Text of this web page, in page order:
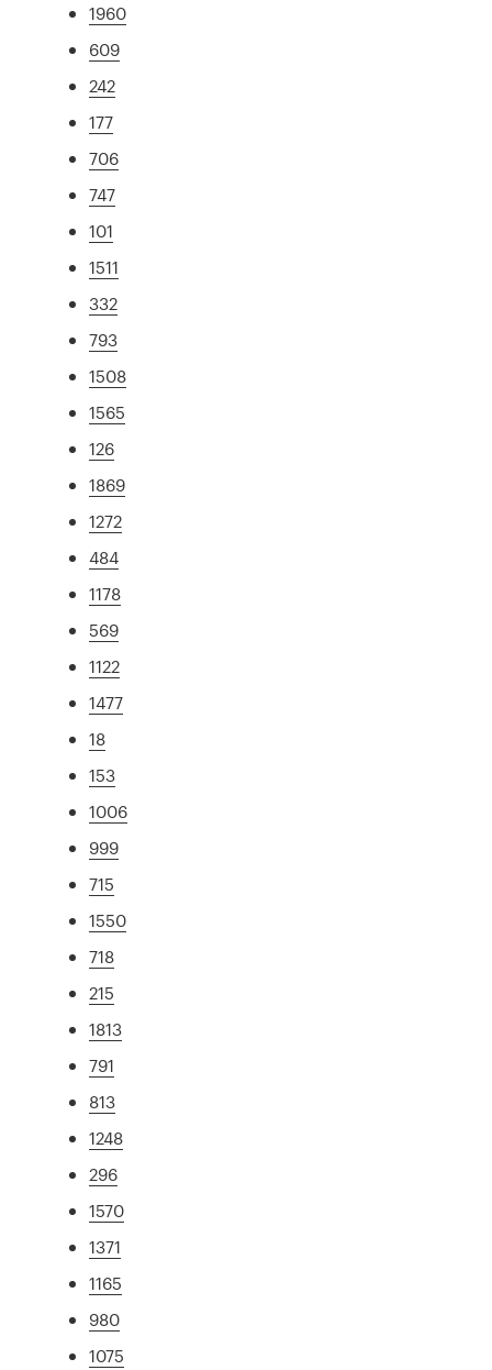
1960
609
242
177
706
747
101
1511
332
793
1508
1565
126
1869
1272
484
1178
569
1122
1477
18
153
1006
999
715
1550
718
215
1813
791
813
1248
296
1570
1371
1165
980
1075